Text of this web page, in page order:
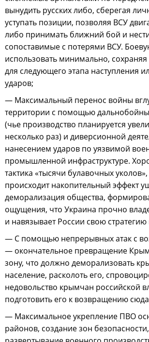
вынудить русских либо, сберегая
уступать позиции, позволяя ВСУ
либо принимать ближний бой и
сопоставимые с потерями ВСУ.
использовать минимально,
для следующего этапа наступления
ударов;
— Максимальный перенос войны
территории с помощью
(чье производство планируется
несколько раз) и диверсионной
нанесением ударов по уязвимой
промышленной инфраструктуре.
тактика «тысячи булавочных
происходит накопительный эффект
деморализация общества,
ощущения, что Украина прочно
и навязывает России свою
— С помощью непрерывных атак с
— окончательное превращение
зону, что должно деморализовать
население, расколоть его,
недовольство крымчан российской
подготовить его к возвращению
— Максимальное укрепление ПВО
районов, создание зон